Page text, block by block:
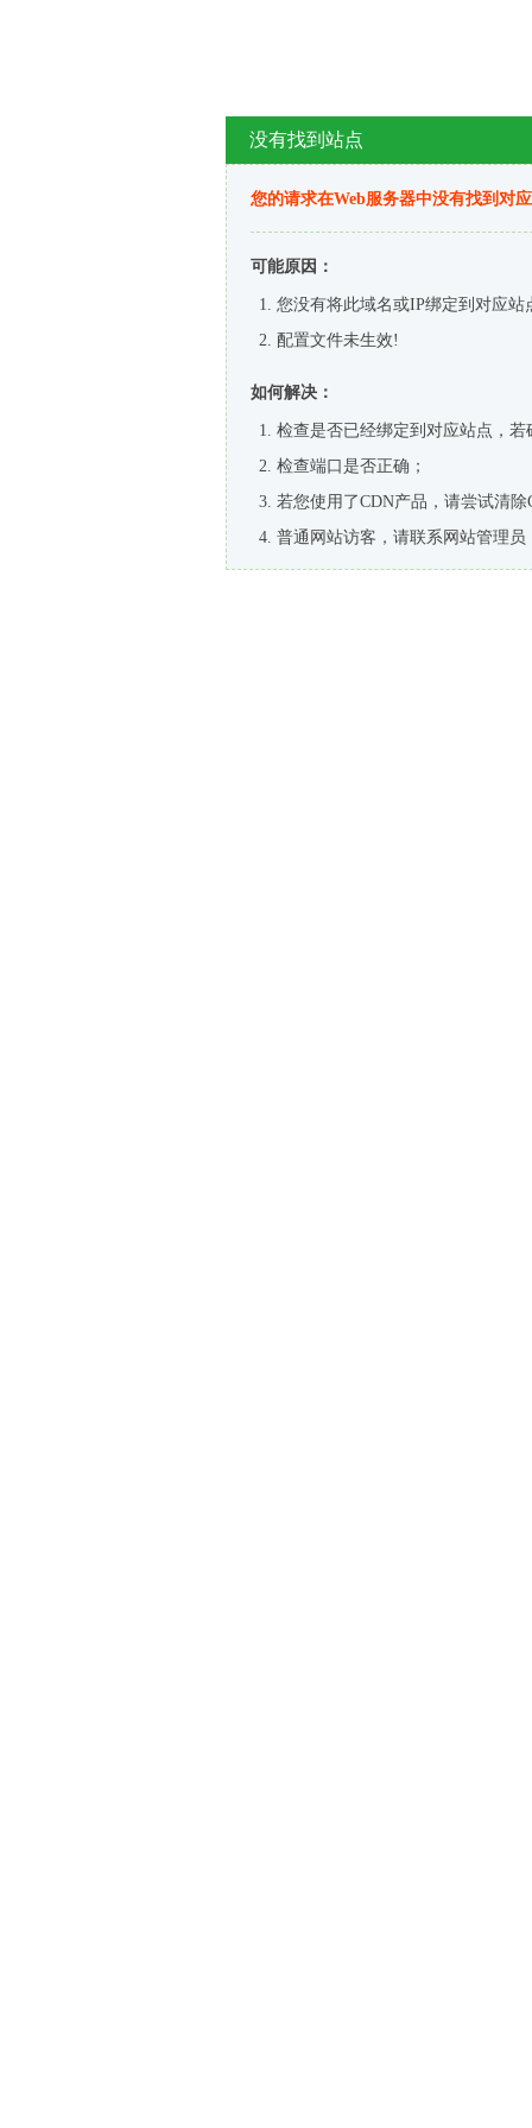
没有找到站点
您的请求在Web服务器中没有找到对
可能原因：
您没有将此域名或IP绑定到对应站
配置文件未生效!
如何解决：
检查是否已经绑定到对应站点，
检查端口是否正确；
若您使用了CDN产品，请尝试清除
普通网站访客，请联系网站管理员